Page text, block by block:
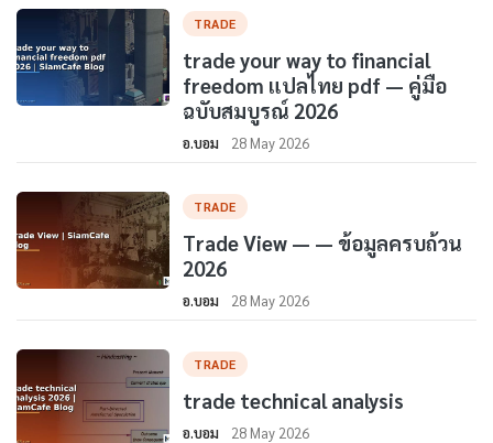
TRADE
trade your way to financial
freedom แปลไทย pdf — คู่มือ
ฉบับสมบูรณ์ 2026
อ.บอม 28 May 2026
TRADE
Trade View — — ข้อมูลครบถ้วน
2026
อ.บอม 28 May 2026
TRADE
trade technical analysis
อ.บอม 28 May 2026